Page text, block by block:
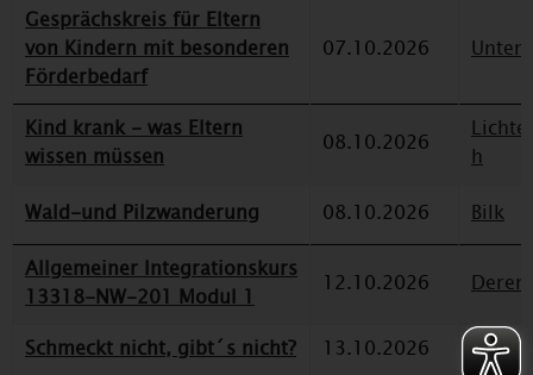
Gesprächskreis für Eltern
von Kindern mit besonderen
Förderbedarf
07.10.2026
Kind krank - was Eltern
wissen müssen
08.10.2026
h
Wald-und Pilzwanderung
08.10.2026
Bilk
Allgemeiner Integrationskurs
13318-NW-201 Modul 1
12.10.2026
Schmeckt nicht, gibt´s nicht? 13.10.2026